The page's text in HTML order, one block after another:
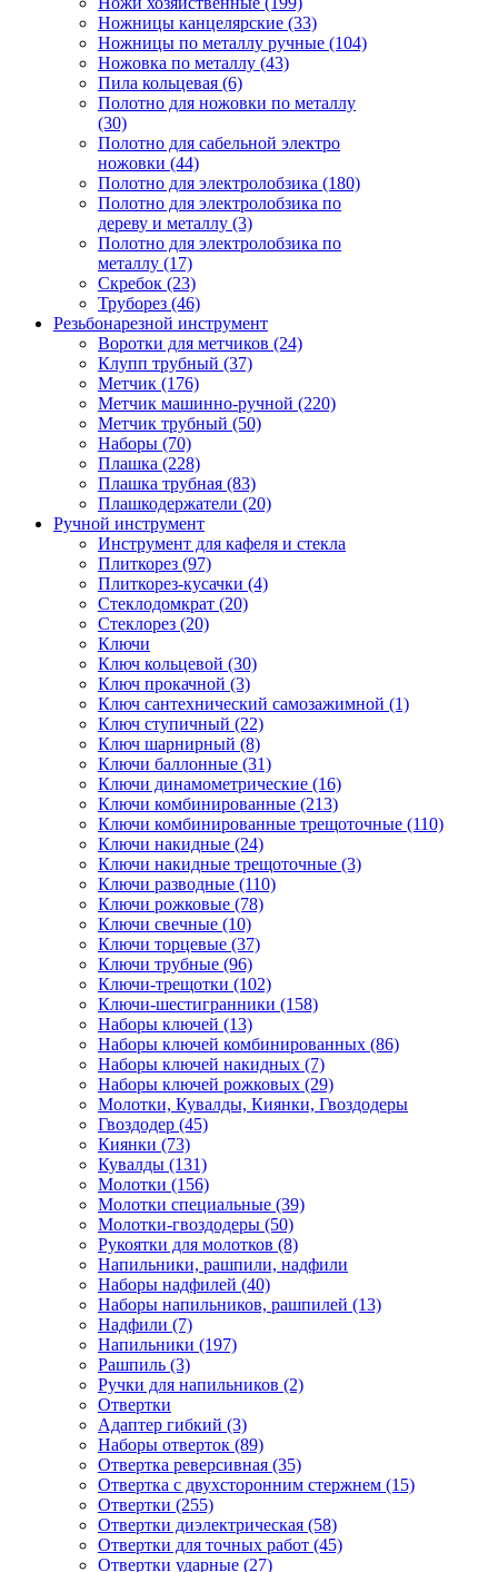
Ножницы канцелярские (33)
Ножницы по металлу ручные (104)
Ножовка по металлу (43)
Пила кольцевая (6)
Полотно для ножовки по металлу
(30)
Полотно для сабельной электро
ножовки (44)
Полотно для электролобзика (180)
Полотно для электролобзика по
дереву и металлу (3)
Полотно для электролобзика по
металлу (17)
Скребок (23)
Труборез (46)
Резьбонарезной инструмент
Воротки для метчиков (24)
Клупп трубный (37)
Метчик (176)
Метчик машинно-ручной (220)
Метчик трубный (50)
Наборы (70)
Плашка (228)
Плашка трубная (83)
Плашкодержатели (20)
Ручной инструмент
Инструмент для кафеля и стекла
Плиткорез (97)
Плиткорез-кусачки (4)
Стеклодомкрат (20)
Стеклорез (20)
Ключи
Ключ кольцевой (30)
Ключ прокачной (3)
Ключ сантехнический самозажимной (1)
Ключ ступичный (22)
Ключ шарнирный (8)
Ключи баллонные (31)
Ключи динамометрические (16)
Ключи комбинированные (213)
Ключи комбинированные трещоточные (110)
Ключи накидные (24)
Ключи накидные трещоточные (3)
Ключи разводные (110)
Ключи рожковые (78)
Ключи свечные (10)
Ключи торцевые (37)
Ключи трубные (96)
Ключи-трещотки (102)
Ключи-шестигранники (158)
Наборы ключей (13)
Наборы ключей комбинированных (86)
Наборы ключей накидных (7)
Наборы ключей рожковых (29)
Молотки, Кувалды, Киянки, Гвоздодеры
Гвоздодер (45)
Киянки (73)
Кувалды (131)
Молотки (156)
Молотки специальные (39)
Молотки-гвоздодеры (50)
Рукоятки для молотков (8)
Напильники, рашпили, надфили
Наборы надфилей (40)
Наборы напильников, рашпилей (13)
Надфили (7)
Напильники (197)
Рашпиль (3)
Ручки для напильников (2)
Отвертки
Адаптер гибкий (3)
Наборы отверток (89)
Отвертка реверсивная (35)
Отвертка с двухсторонним стержнем (15)
Отвертки (255)
Отвертки диэлектрическая (58)
Отвертки для точных работ (45)
Отвертки ударные (27)